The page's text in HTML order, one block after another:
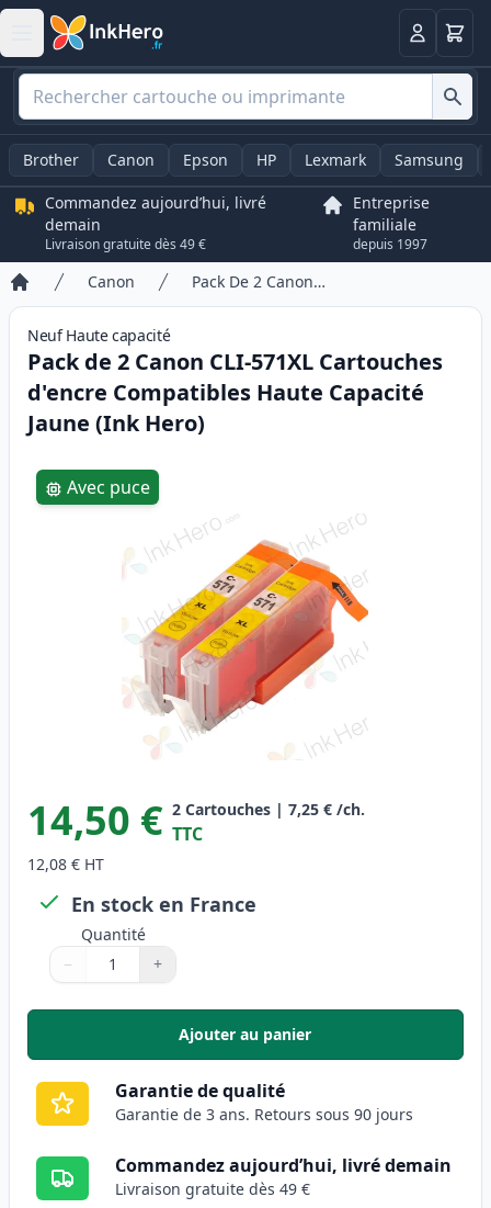
Panier
Brother Canon Epson HP Lexmark Samsung
Commandez aujourd’hui, livré
demain
Livraison gratuite dès 49 €
Entreprise
familiale
depuis 1997
Accueil
Canon Pack De 2 Canon CLI-571XL Cartouches d'encre Compatibles Haute Capacité Jaune (Ink Hero)
Neuf Hautecapacité
Pack de 2 Canon CLI-571XL Cartouches
d'encre Compatibles Haute Capacité
Jaune (Ink Hero)
Product information
Avec puce
14,50 € 2 Cartouches | 7,25 € /ch.
TTC
12,08 € HT
En stock en France
Quantité
Quantité
Utilisez les boutons pour ajuster
− +
Quantité
Ajouter au panier
,Pack de 2 Canon CLI-571XL
Garantie de qualité
Garantie de 3 ans. Retours sous 90 jours
Commandez aujourd’hui, livré demain
Livraison gratuite dès 49 €